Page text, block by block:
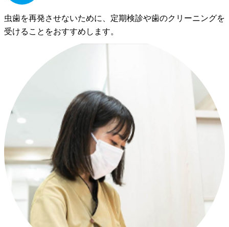
虫歯を再発させないために、定期検診や歯のクリーニングを
受けることをおすすめします。